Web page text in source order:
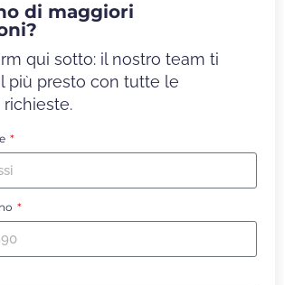
di maggiori
qui sotto: il nostro team ti
più presto con tutte le